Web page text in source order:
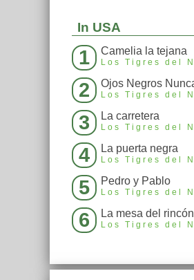
In USA
1 Camelia la tejana
Los Tigres del
2 Ojos Negros
Los Tigres del
3 La carretera
Los Tigres del
4 La puerta negra
Los Tigres del
5 Pedro y Pablo
Los Tigres del
6 La mesa del rincón
Los Tigres del